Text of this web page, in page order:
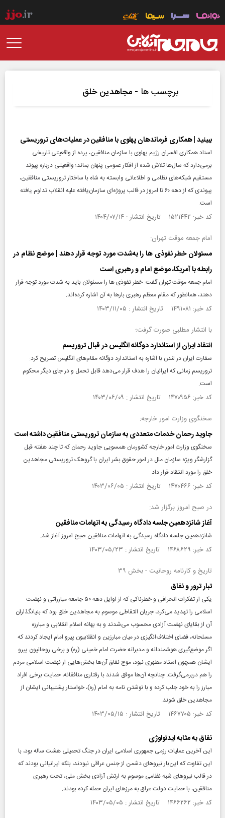
برچسب ها - مجاهدین خلق
ببینید | همکاری فرماندهان پهلوی با منافقین در عملیات‌های تروریستی
اسناد همکاری افسران رژیم پهلوی با سازمان منافقین، پرده از واقعیتی تاریخی
برمی‌دارد که سال‌ها تلاش شده از افکار عمومی پنهان بماند؛ واقعیتی درباره پیوند
مستقیم شبکه‌های نظامی و اطلاعاتی وابسته به شاه با ساختار تروریستی منافقین،
پیوندی که از دهه ۶۰ تا امروز در قالب پروژه‌ای سازمان‌یافته علیه انقلاب تداوم یافته
است.
کد خبر: ۱۵۲۱۴۴۲ تاریخ انتشار : ۱۴۰۴/۰۷/۱۴
امام جمعه موقت تهران:
مسئولان خطر نفوذی‌ ها را به‌شدت مورد توجه قرار دهند | موضع نظام در
رابطه با آمریکا، موضع امام و رهبری است
امام جمعه موقت تهران گفت: خطر نفوذی‌ ها را مسئولان باید به شدت مورد توجه قرار
دهند، همانطور که مقام معظم رهبری بارها به آن اشاره کرده‌اند.
کد خبر: ۱۴۹۱۰۸۱ تاریخ انتشار : ۱۴۰۳/۱۱/۰۵
با انتشار مطلبی صورت گرفت؛
انتقاد ایران از استاندارد دوگانه انگلیس در قبال تروریسم
سفارت ایران در لندن با اشاره به استاندارد دوگانه مقام‌های انگلیس تصریح کرد:
تروریسم زمانی که ایرانیان را هدف قرار می‌دهد قابل تحمل و در جای دیگر محکوم
است.
کد خبر: ۱۴۷۰۹۵۶ تاریخ انتشار : ۱۴۰۳/۰۶/۰۹
سخنگوی وزارت امور خارجه:
جاوید رحمان خدمات متعددی به سازمان تروریستی منافقین داشته است
سخنگوی وزارت امور خارجه کشورمان همسویی جاوید رحمان که تا چند هفته قبل
گزارشگر ویژه سازمان ملل در امور حقوق بشر ایران با گروهک تروریستی مجاهدین
خلق را مورد انتقاد قرار داد.
کد خبر: ۱۴۷۰۴۶۶ تاریخ انتشار : ۱۴۰۳/۰۶/۰۵
در صبح امروز برگزار شد:
آغاز شانزدهمین جلسه دادگاه رسیدگی به اتهامات منافقین
شانزدهمین جلسه دادگاه رسیدگی به اتهامات منافقین صبح امروز آغاز شد.
کد خبر: ۱۴۶۸۶۲۹ تاریخ انتشار : ۱۴۰۳/۰۵/۲۳
تاریخ و کارنامه روحانیت - بخش ۳۹
تبار ترور و نفاق
یکی از تفکرات انحرافی و خطرناکی که از اوایل دهه ۵۰ جامعه مبارزاتی و نهضت
اسلامی را تهدید می‌کرد، جریان التقاطی موسوم به مجاهدین خلق بود که بنیانگذاران
آن از بقایای نهضت آزادی محسوب می‌شدند و به بهانه اسلام انقلابی و مبارزه
مسلحانه، فضای اختلاف‌انگیزی در میان مبارزین و انقلابیون پیرو امام ایجاد کردند که
اگر موضع‌گیری هوشمندانه و مدبرانه حضرت امام خمینی (ره) و برخی روحانیون پیرو
ایشان همچون استاد مطهری نبود، موج نفاق آن‌ها بخش‌هایی از نهضت اسلامی مردم
را هم دربرمی‌گرفت. چنانچه آن‌ها موفق شدند با رفتاری منافقانه، حمایت برخی افراد
مبارز را به خود جلب کرده و با نوشتن نامه به امام (ره)، خواستار پشتیبانی ایشان از
مجاهدین خلق شوند.
کد خبر: ۱۴۶۷۷۰۵ تاریخ انتشار : ۱۴۰۳/۰۵/۱۵
نفاق به مثابه ایدئولوژی
این آخرین عملیات رزمی جمهوری اسلامی ایران در جنگ تحمیلی هشت ساله بود، با
این تفاوت که این‌بار نیروهای دشمن از جنس عراقی نبودند، بلکه ایرانیانی بودند که
در قالب نیروهای شبه نظامی موسوم به ارتش آزادی بخش ملی، تحت رهبری
منافقین، با حمایت دولت عراق به مرزهای ایران حمله کرده بودند.
کد خبر: ۱۴۶۶۲۶۲ تاریخ انتشار : ۱۴۰۳/۰۵/۰۵